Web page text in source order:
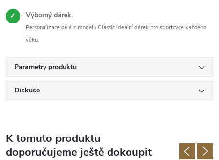
✓ Výborný dárek.
Personalizace dělá z modelu Classic ideální dárek pro sportovce každého
věku.
Parametry produktu
Diskuse
K tomuto produktu
doporučujeme ještě dokoupit